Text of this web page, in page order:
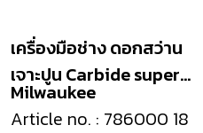
Milwaukee
เครื่องมือช่าง ดอกสว่าน
เจาะปูน Carbide super
masonry drill
Article no. : 786000 18